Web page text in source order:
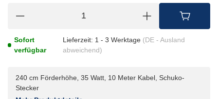
Sofort
verfügbar
Lieferzeit: 1 - 3 Werktage (DE - Ausland
abweichend)
240 cm Förderhöhe, 35 Watt, 10 Meter Kabel, Schuko-
Stecker